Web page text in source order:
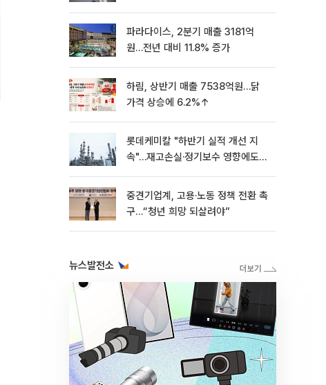
파라다이스, 2분기 매출 3181억
원…전년 대비 11.8% 증가
하림, 상반기 매출 7538억원…닭
가격 상승에 6.2%↑
롯데케미칼 "하반기 실적 개선 지
속"…재고손실·정기보수 영향에도
중견기업계, 고용·노동 정책 전환 촉
구…“청년 희망 되살려야”
뉴스발전소